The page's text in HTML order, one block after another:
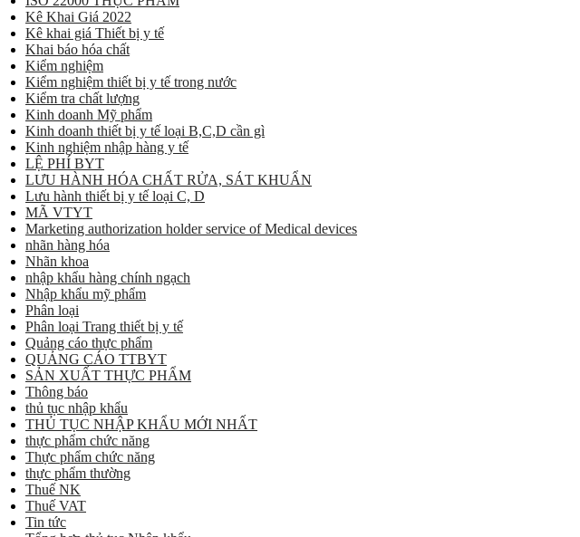
Kê Khai Giá 2022
Kê khai giá Thiết bị y tế
Khai báo hóa chất
Kiểm nghiệm
Kiểm nghiệm thiết bị y tế trong nước
Kiểm tra chất lượng
Kinh doanh Mỹ phẩm
Kinh doanh thiết bị y tế loại B,C,D cần gì
Kinh nghiệm nhập hàng y tế
LỆ PHÍ BYT
LƯU HÀNH HÓA CHẤT RỬA, SÁT KHUẨN
Lưu hành thiết bị y tế loại C, D
MÃ VTYT
Marketing authorization holder service of Medical devices
nhãn hàng hóa
Nhãn khoa
nhập khẩu hàng chính ngạch
Nhập khẩu mỹ phẩm
Phân loại
Phân loại Trang thiết bị y tế
Quảng cáo thực phẩm
QUẢNG CÁO TTBYT
SẢN XUẤT THỰC PHẨM
Thông báo
thủ tục nhập khẩu
THỦ TỤC NHẬP KHẨU MỚI NHẤT
thực phẩm chức năng
Thực phẩm chức năng
thực phẩm thường
Thuế NK
Thuế VAT
Tin tức